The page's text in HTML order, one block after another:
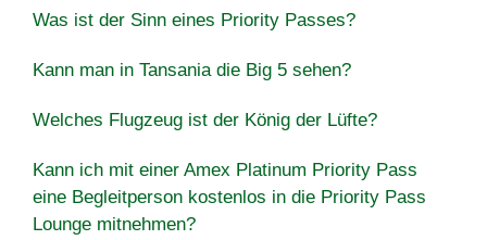
Was ist der Sinn eines Priority Passes?
Kann man in Tansania die Big 5 sehen?
Welches Flugzeug ist der König der Lüfte?
Kann ich mit einer Amex Platinum Priority Pass
eine Begleitperson kostenlos in die Priority Pass
Lounge mitnehmen?